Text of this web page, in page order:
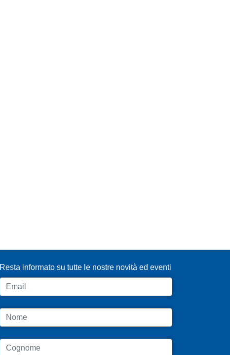
Resta informato su tutte le nostre novità ed eventi
Email
Nome
Cognome